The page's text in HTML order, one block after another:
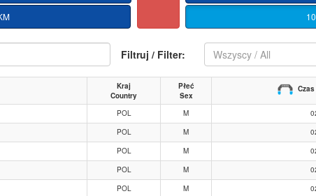
Filtruj / Filter: Wszyscy / All
Kraj
Country
Płeć
Sex
POL M
POL M
POL M
POL M
POL M